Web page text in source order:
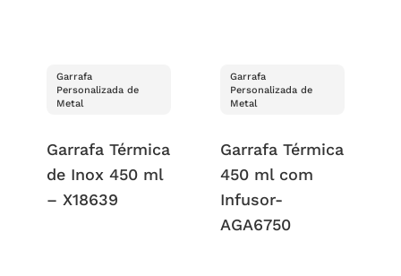
Garrafa
Personalizada de
Metal
Garrafa Térmica
de Inox 450 ml
– X18639
Garrafa
Personalizada de
Metal
Garrafa Térmica
450 ml com
Infusor-
AGA6750